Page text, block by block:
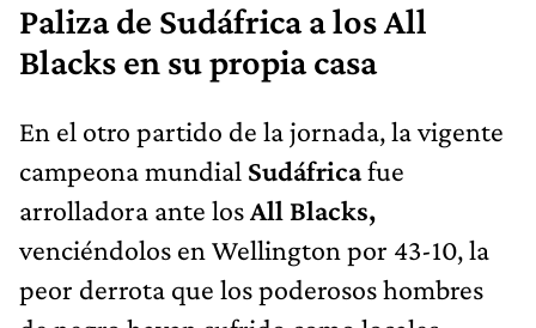
Paliza de Sudáfrica a los All
Blacks en su propia casa
En el otro partido de la jornada, la vigente
campeona mundial Sudáfricafue
arrolladora ante losAll Blacks,
venciéndolos en Wellington por 43-10, la
peor derrota que los poderosos hombres